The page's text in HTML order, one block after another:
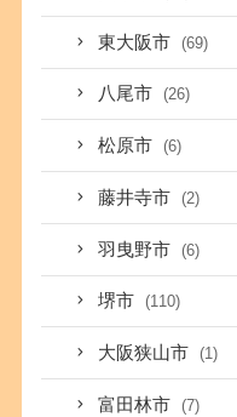
東大阪市 (69)
八尾市 (26)
松原市 (6)
藤井寺市 (2)
羽曳野市 (6)
堺市 (110)
大阪狭山市 (1)
富田林市 (7)